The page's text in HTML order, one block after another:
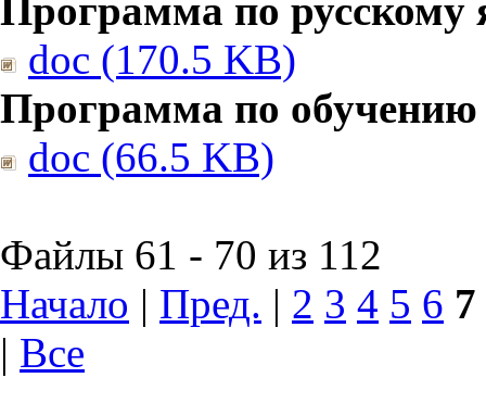
Программа по русскому
doc (170.5 KB)
Программа по обучению
doc (66.5 KB)
Файлы 61 - 70 из 112
Начало | Пред. | 2 3 4 5 6 7
| Все